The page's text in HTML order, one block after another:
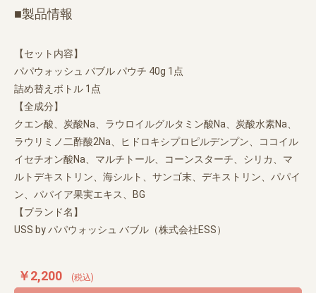
■製品情報
【セット内容】
パパウォッシュ バブル パウチ 40g 1点
詰め替えボトル 1点
【全成分】
クエン酸、炭酸Na、ラウロイルグルタミン酸Na、炭酸水素Na、
ラウリミノ二酢酸2Na、ヒドロキシプロピルデンプン、ココイル
イセチオン酸Na、マルチトール、コーンスターチ、シリカ、マ
ルトデキストリン、海シルト、サンゴ末、デキストリン、パパイ
ン、パパイア果実エキス、BG
【ブランド名】
USS by パパウォッシュ バブル（株式会社ESS）
￥2,200 (税込)